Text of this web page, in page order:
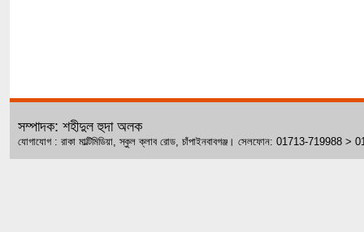
সম্পাদক: শহীদুল হুদা অলক
যোগাযোগ : রাকা মাল্টিমিডিয়া, স্কুল ক্লাব রোড, চাঁপাইনবাবগঞ্জ। সেলফোন: 01713-